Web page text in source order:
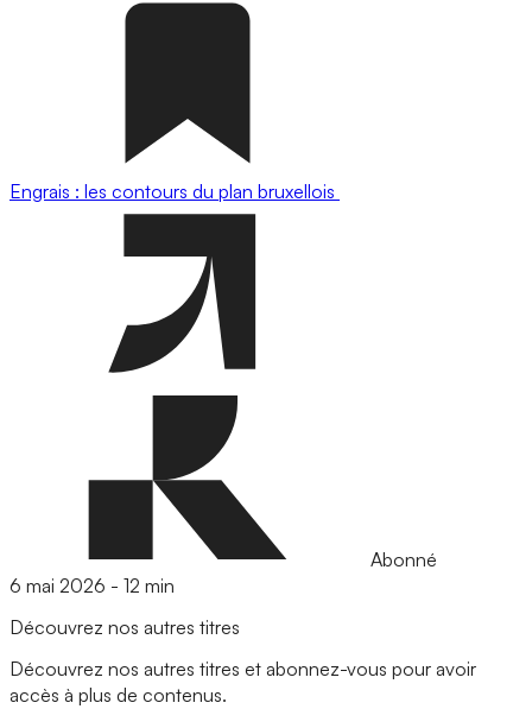
Engrais : les contours du plan bruxellois
Abonné
6 mai 2026 - 12 min
Découvrez nos autres titres
Découvrez nos autres titres et abonnez-vous pour avoir
accès à plus de contenus.